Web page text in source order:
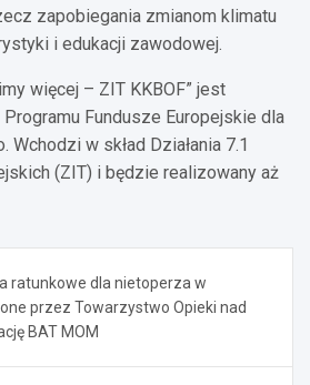
zapobiegania zmianom klimatu
i edukacji zawodowej.
więcej – ZIT KKBOF” jest
Fundusze Europejskie dla
Wchodzi w skład Działania 7.1
(ZIT) i będzie realizowany aż
ratunkowe dla nietoperza w
przez Towarzystwo Opieki nad
BAT MOM